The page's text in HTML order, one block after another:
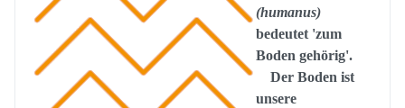
(humanus)
bedeutet 'zum
Boden gehörig'.
Der Boden ist
unsere